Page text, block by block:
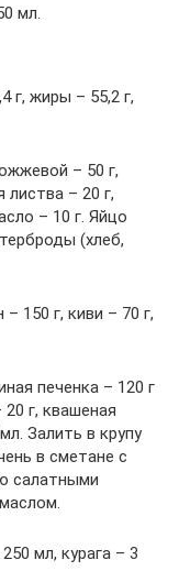
мл.
г, жиры – 55,2 г,
– 50 г,
листва – 20 г,
– 10 г. Яйцо
(хлеб,
150 г, киви – 70 г,
печенка – 120 г
г, квашеная
Залить в крупу
в сметане с
салатными
мл, курага – 3